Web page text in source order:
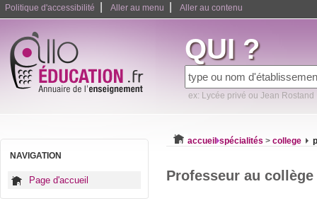
Politique d'accessibilité Aller au menu Aller au contenu
QUI ?
ex: Lycée privé ou Jean Rostand
NAVIGATION
Page d'accueil
accueil spécialités > college
Professeur au collège